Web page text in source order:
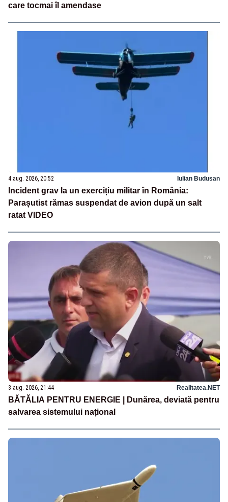
care tocmai îl amendase
4 aug. 2026, 20:52 Iulian Budusan
Incident grav la un exercițiu militar în România:
Parașutist rămas suspendat de avion după un salt
ratat VIDEO
3 aug. 2026, 21:44 Realitatea.NET
BĂTĂLIA PENTRU ENERGIE | Dunărea, deviată pentru
salvarea sistemului național